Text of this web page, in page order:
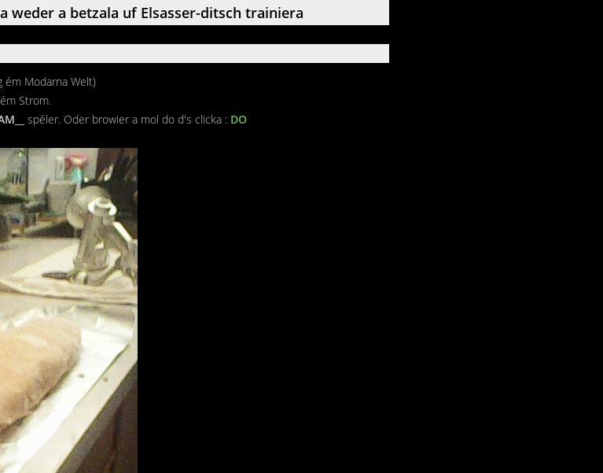
weder a betzala uf Elsasser-ditsch trainiera
ém Modarna Welt)
Strom.
spéler. Oder browier a mol do d's clicka : DO